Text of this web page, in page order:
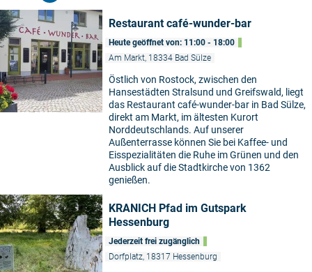
Restaurant café-wunder-bar
Heute geöffnet von: 11:00 - 18:00
Am Markt, 18334 Bad Sülze
Östlich von Rostock, zwischen den
Hansestädten Stralsund und Greifswald, liegt
das Restaurant café-wunder-bar in Bad Sülze,
direkt am Markt, im ältesten Kurort
Norddeutschlands. Auf unserer
Außenterrasse können Sie bei Kaffee- und
Eisspezialitäten die Ruhe im Grünen und den
Ausblick auf die Stadtkirche von 1362
genießen.
KRANICH Pfad im Gutspark
Hessenburg
Jederzeit frei zugänglich
Dorfplatz, 18317 Hessenburg